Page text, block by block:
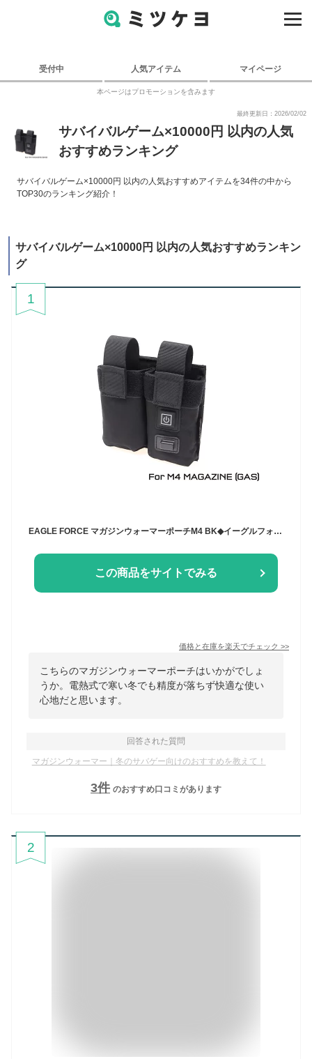
受付中 人気アイテム マイページ
本ページはプロモーションを含みます
最終更新日：2026/02/02
サバイバルゲーム×10000円 以内の人気
おすすめランキング
サバイバルゲーム×10000円 以内の人気おすすめアイテムを34件の中から
TOP30のランキング紹介！
サバイバルゲーム×10000円 以内の人気おすすめランキン
グ
1
この商品をサイトでみる
価格と在庫を楽天でチェック >>
こちらのマガジンウォーマーポーチはいかがでしょ
うか。電熱式で寒い冬でも精度が落ちず快適な使い
心地だと思います。
回答された質問
マガジンウォーマー｜冬のサバゲー向けのおすすめを教えて！
3件 のおすすめ口コミがあります
2